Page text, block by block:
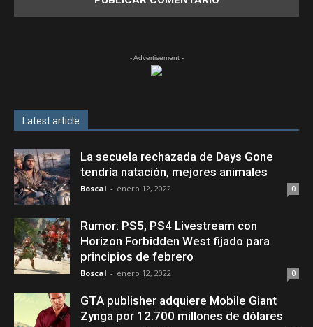
- Advertisement -
Latest article
La secuela rechazada de Days Gone
tendría natación, mejores animales
Boscal - enero 12, 2022 0
Rumor: PS5, PS4 Livestream con
Horizon Forbidden West fijado para
principios de febrero
Boscal - enero 12, 2022 0
GTA publisher adquiere Mobile Giant
Zynga por 12.700 millones de dólares